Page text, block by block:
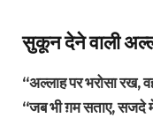
सुकून देने वाली
“अल्लाह पर भरोसा रख,
“जब भी ग़म सताए, सजदे